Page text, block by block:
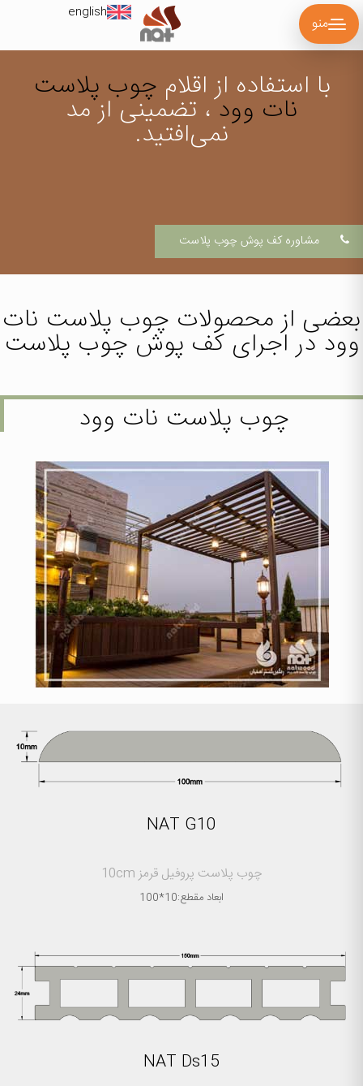
منو
english
با استفاده از اقلام چوب پلاست
نات وود، تضمینی از مد
نمی‌افتید.
مشاوره کف پوش چوب پلاست
بعضی از محصولات چوب پلاست نات
ووددر اجرای کف پوش چوب پلاست
چوب پلاست نات وود
NAT G10
چوب پلاست پروفیل قرمز 10cm
ابعاد مقطع:10*100
NAT Ds15